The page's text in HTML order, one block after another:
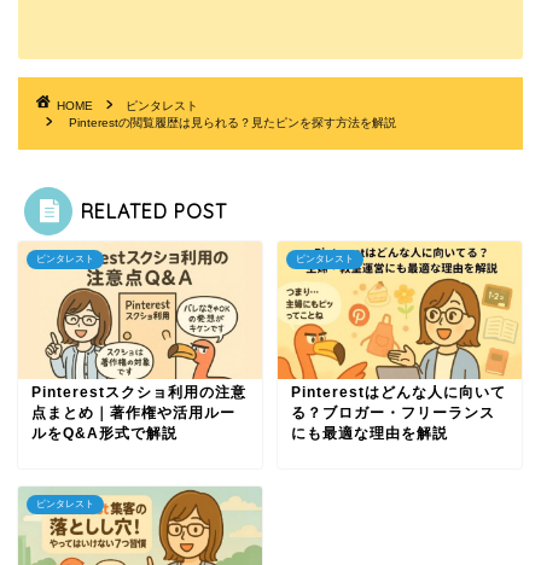
HOME
ピンタレスト
Pinterestの閲覧履歴は見られる？見たピンを探す方法を解説
RELATED POST
ピンタレスト
Pinterestスクショ利用の注意
点まとめ｜著作権や活用ルー
ルをQ&A形式で解説
ピンタレスト
Pinterestはどんな人に向いて
る？ブロガー・フリーランス
にも最適な理由を解説
ピンタレスト